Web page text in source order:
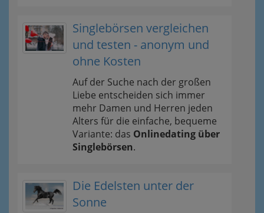
Singlebörsen vergleichen
und testen - anonym und
ohne Kosten
Auf der Suche nach der großen
Liebe entscheiden sich immer
mehr Damen und Herren jeden
Alters für die einfache, bequeme
Variante: das Onlinedating über
Singlebörsen.
Die Edelsten unter der
Sonne